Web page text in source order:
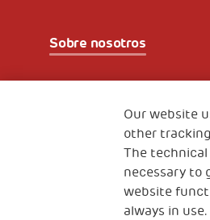
Sobre nosotros
Fundación
The Human Safety
CONTACTOS
Our website
other
The technical
necessary to
website
always in